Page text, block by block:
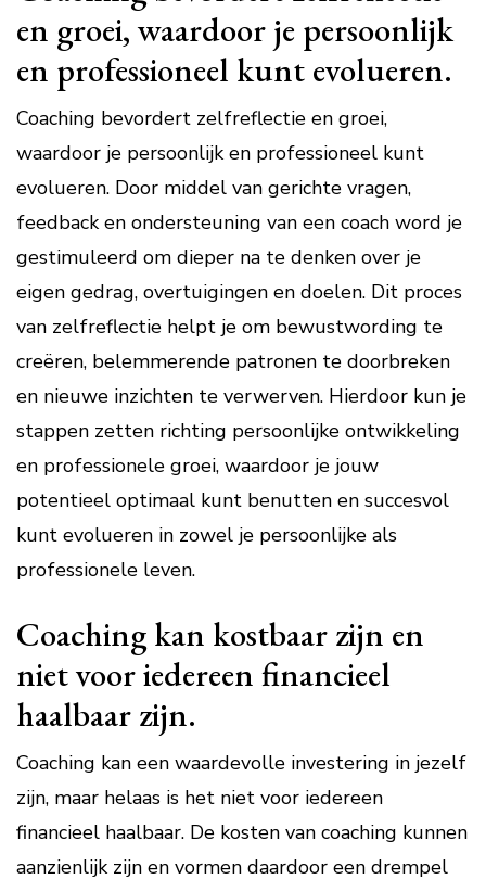
en groei, waardoor je persoonlijk
en professioneel kunt evolueren.
Coaching bevordert zelfreflectie en groei,
waardoor je persoonlijk en professioneel kunt
evolueren. Door middel van gerichte vragen,
feedback en ondersteuning van een coach word je
gestimuleerd om dieper na te denken over je
eigen gedrag, overtuigingen en doelen. Dit proces
van zelfreflectie helpt je om bewustwording te
creëren, belemmerende patronen te doorbreken
en nieuwe inzichten te verwerven. Hierdoor kun je
stappen zetten richting persoonlijke ontwikkeling
en professionele groei, waardoor je jouw
potentieel optimaal kunt benutten en succesvol
kunt evolueren in zowel je persoonlijke als
professionele leven.
Coaching kan kostbaar zijn en
niet voor iedereen financieel
haalbaar zijn.
Coaching kan een waardevolle investering in jezelf
zijn, maar helaas is het niet voor iedereen
financieel haalbaar. De kosten van coaching kunnen
aanzienlijk zijn en vormen daardoor een drempel